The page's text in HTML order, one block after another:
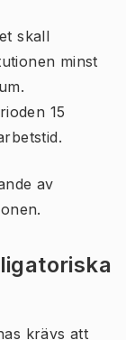
skall
minst
15
av
krävs att